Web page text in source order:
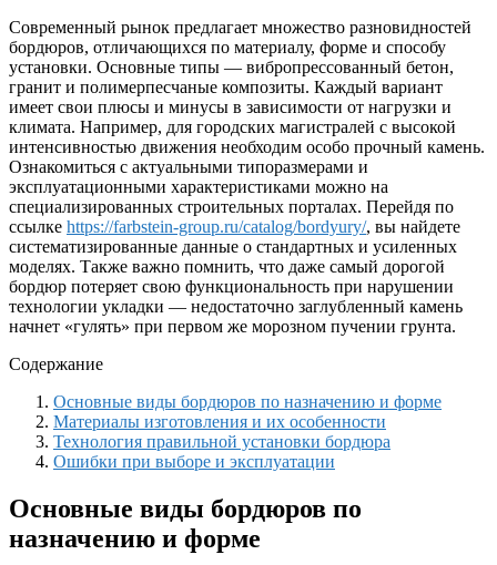
Современный рынок предлагает множество разновидностей
бордюров, отличающихся по материалу, форме и способу
установки. Основные типы — вибропрессованный бетон,
гранит и полимерпесчаные композиты. Каждый вариант
имеет свои плюсы и минусы в зависимости от нагрузки и
климата. Например, для городских магистралей с высокой
интенсивностью движения необходим особо прочный камень.
Ознакомиться с актуальными типоразмерами и
эксплуатационными характеристиками можно на
специализированных строительных порталах. Перейдя по
ссылке https://farbstein-group.ru/catalog/bordyury/, вы найдете
систематизированные данные о стандартных и усиленных
моделях. Также важно помнить, что даже самый дорогой
бордюр потеряет свою функциональность при нарушении
технологии укладки — недостаточно заглубленный камень
начнет «гулять» при первом же морозном пучении грунта.
Содержание
Основные виды бордюров по назначению и форме
Материалы изготовления и их особенности
Технология правильной установки бордюра
Ошибки при выборе и эксплуатации
Основные виды бордюров по
назначению и форме